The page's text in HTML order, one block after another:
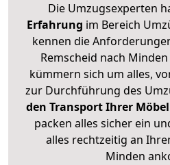
Die Umzugsexperten
Erfahrung im Bereich
kennen die
Remscheid nach
kümmern sich um alles,
zur Durchführung des
den Transport Ihrer
packen alles sicher ein
alles rechtzeitig an
Minden